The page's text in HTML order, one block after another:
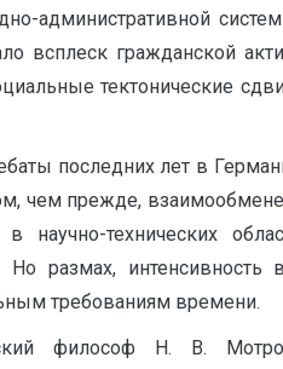
административной
всплеск гражданской
тектонические
последних лет в
чем прежде,
научно-технических
размах, интенсивность
требованиям времени.
философ Н. В.